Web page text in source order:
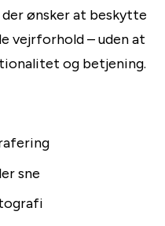
ønsker at beskytte
vejrforhold – uden at
og betjening.
sne